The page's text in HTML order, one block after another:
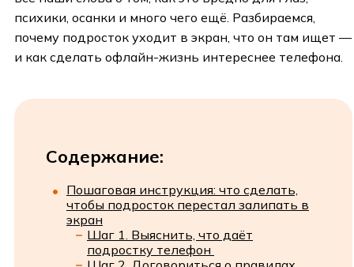
психики, осанки и много чего ещё. Разбираемся,
почему подросток уходит в экран, что он там ищет —
и как сделать офлайн-жизнь интереснее телефона.
Содержание:
Пошаговая инструкция: что сделать,
чтобы подросток перестал залипать в
экран
Шаг 1. Выяснить, что даёт
подростку телефон